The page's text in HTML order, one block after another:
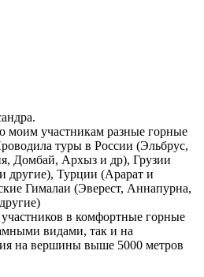
моим участникам разные горные
туры в России (Эльбрус,
Домбай, Архыз и др), Грузии
другие), Турции (Арарат и
Гималаи (Эверест, Аннапурна,
в комфортные горные
видами, так и на
на вершины выше 5000 метров